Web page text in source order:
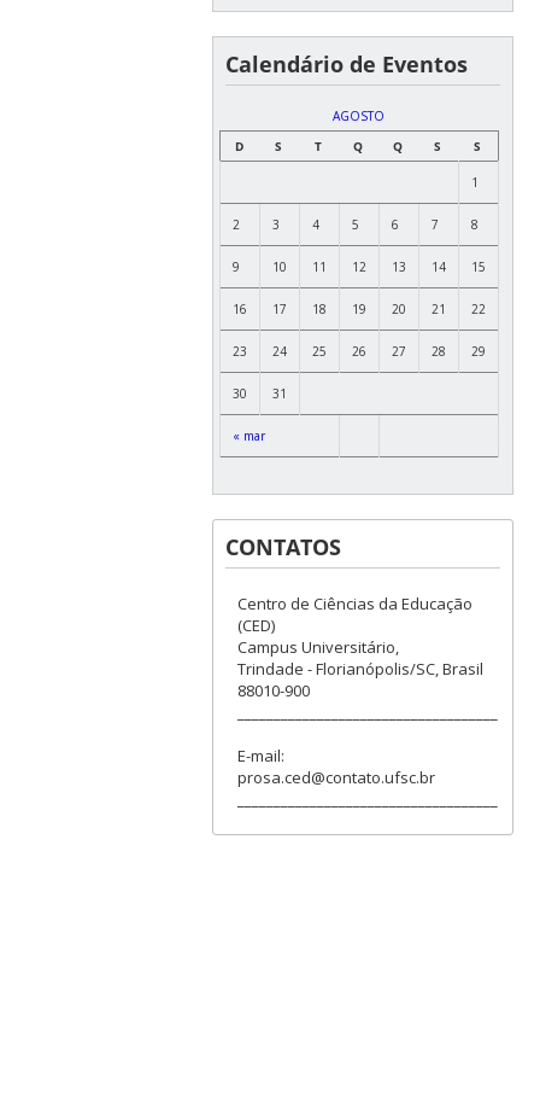
Calendário de Eventos
AGOSTO
D
S T Q Q S S
« mar
1
2 3 4 5 6 7 8
9 10 11 12 13 14 15
16 17 18 19 20 21 22
23 24 25 26 27 28 29
30 31
CONTATOS
Centro de Ciências da Educação
(CED)
Campus Universitário,
Trindade - Florianópolis/SC, Brasil
88010-900
E-mail:
prosa.ced@contato.ufsc.br